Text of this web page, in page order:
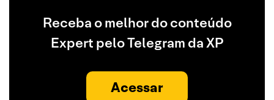
Receba o melhor do conteúdo
Expert pelo Telegram da XP
Acessar